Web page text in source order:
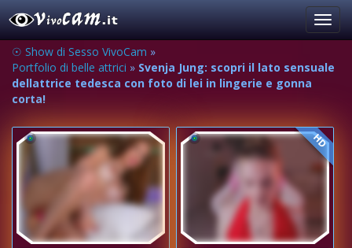
☉ Show di Sesso VivoCam »
Portfolio di belle attrici » Svenja Jung: scopri il lato sensuale
dellattrice tedesca con foto di lei in lingerie e gonna
corta!
HD